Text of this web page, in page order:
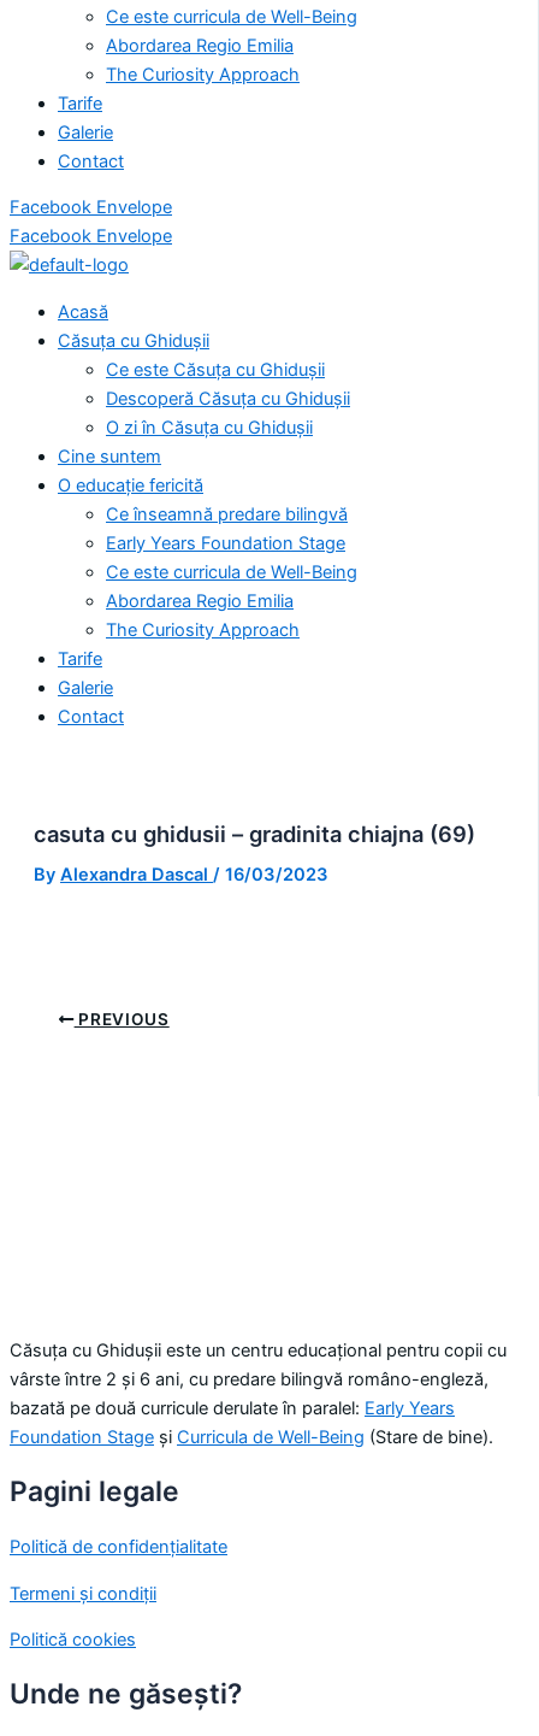
Ce este curricula de Well-Being
Abordarea Regio Emilia
The Curiosity Approach
Tarife
Galerie
Contact
Facebook Envelope
Facebook Envelope
Acasă
Căsuța cu Ghidușii
Ce este Căsuța cu Ghidușii
Descoperă Căsuța cu Ghidușii
O zi în Căsuța cu Ghidușii
Cine suntem
O educație fericită
Ce înseamnă predare bilingvă
Early Years Foundation Stage
Ce este curricula de Well-Being
Abordarea Regio Emilia
The Curiosity Approach
Tarife
Galerie
Contact
casuta cu ghidusii – gradinita chiajna (69)
By Alexandra Dascal / 16/03/2023
PREVIOUS
Căsuța cu Ghidușii este un centru educațional pentru copii cu
vârste între 2 și 6 ani, cu predare bilingvă româno-engleză,
bazată pe două curricule derulate în paralel: Early Years
Foundation Stage și Curricula de Well-Being (Stare de bine).
Pagini legale
Politică de confidențialitate
Termeni și condiții
Politică cookies
Unde ne găsești?